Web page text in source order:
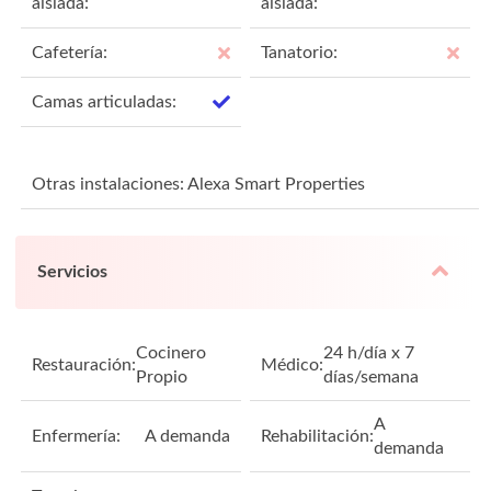
Cafetería: Tanatorio:
Camas articuladas:
Otras instalaciones: Alexa Smart Properties
Servicios
Restauración:
Cocinero
Propio
Médico:
24 h/día x 7
días/semana
Enfermería: A demanda Rehabilitación:
A
demanda